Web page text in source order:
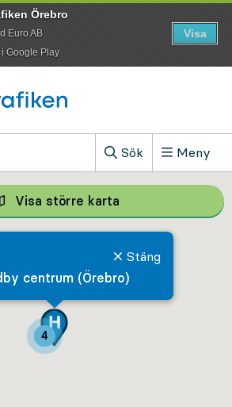
Sök
, Visa sökfältet
Meny
4
centrum (Örebro)
Stäng
Visa större karta Visa större
Örebro
Euro AB
i Google Play
Visa